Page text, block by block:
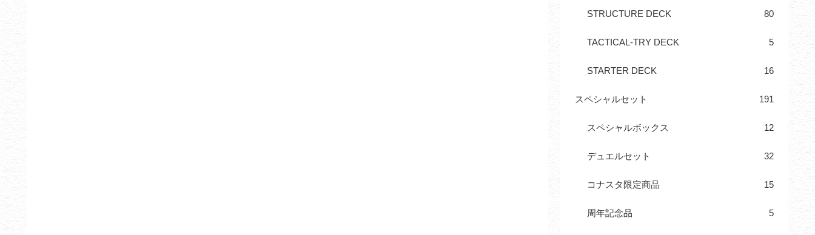
STRUCTURE DECK 80
TACTICAL-TRY DECK 5
STARTER DECK 16
スペシャルセット 191
スペシャルボックス 12
デュエルセット 32
コナスタ限定商品 15
周年記念品 5